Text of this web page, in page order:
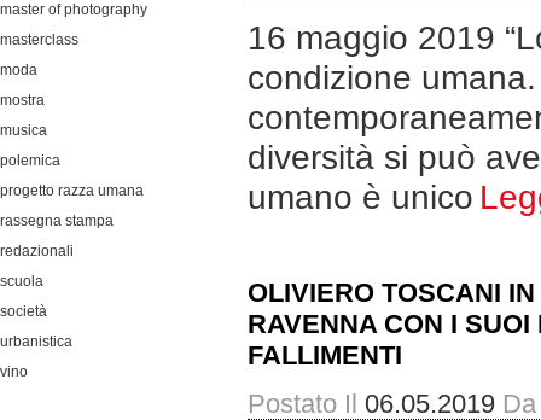
master of photography
masterclass
moda
mostra
musica
polemica
progetto razza umana
rassegna stampa
redazionali
scuola
società
urbanistica
vino
16 maggio 2019
condizione
diversità si può
umano è unico
OLIVIERO TOSCANI
RAVENNA CON I SUOI
FALLIMENTI
Postato Il 06.05.2019 Da